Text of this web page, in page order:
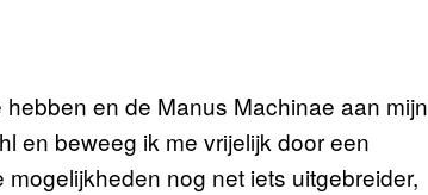
en de Manus Machinae aan mijn
en beweeg ik me vrijelijk door een
nog net iets uitgebreider,